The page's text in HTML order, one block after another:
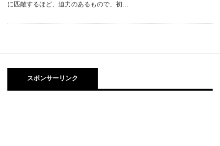
に匹敵するほど、迫力のあるもので、初…
スポンサーリンク